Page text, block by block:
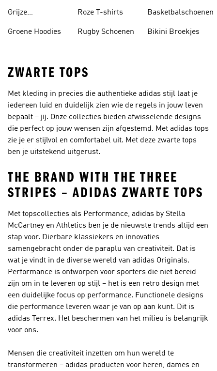
Grijze
Groene Hoodies
Roze T-shirts
Rugby Schoenen
Basketbalschoenen
Bikini Broekjes
ZWARTE TOPS
Met kleding in precies die authentieke adidas stijl laat je
iedereen luid en duidelijk zien wie de regels in jouw leven
bepaalt – jij. Onze collecties bieden afwisselende designs
die perfect op jouw wensen zijn afgestemd. Met adidas tops
zie je er stijlvol en comfortabel uit. Met deze zwarte tops
ben je uitstekend uitgerust.
THE BRAND WITH THE THREE
STRIPES – ADIDAS ZWARTE TOPS
Met topscollecties als Performance, adidas by Stella
McCartney en Athletics ben je de nieuwste trends altijd een
stap voor. Dierbare klassiekers en innovaties
samengebracht onder de paraplu van creativiteit. Dat is
wat je vindt in de diverse wereld van adidas Originals.
Performance is ontworpen voor sporters die niet bereid
zijn om in te leveren op stijl – het is een retro design met
een duidelijke focus op performance. Functionele designs
die performance leveren waar je van op aan kunt. Dit is
adidas Terrex. Het beschermen van het milieu is belangrijk
voor ons.
Mensen die creativiteit inzetten om hun wereld te
transformeren – adidas producten voor heren, dames en